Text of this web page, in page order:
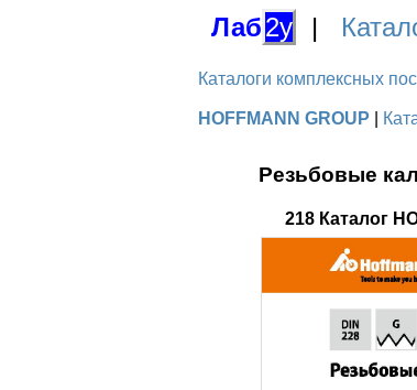
Лаб2у |
Каталоги комплексных
HOFFMANN GROUP
Резьбовые
218 Каталог